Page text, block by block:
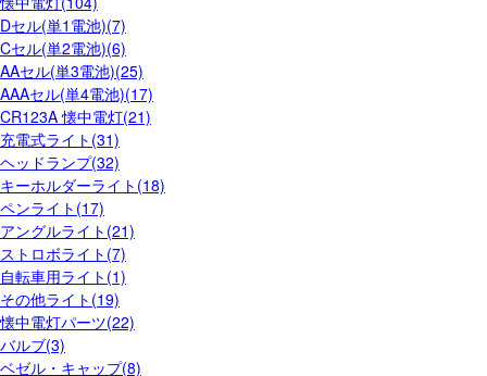
Dセル(単1電池)(7)
Cセル(単2電池)(6)
AAセル(単3電池)(25)
AAAセル(単4電池)(17)
CR123A 懐中電灯(21)
充電式ライト(31)
ヘッドランプ(32)
キーホルダーライト(18)
ペンライト(17)
アングルライト(21)
ストロボライト(7)
自転車用ライト(1)
その他ライト(19)
懐中電灯パーツ(22)
バルブ(3)
ベゼル・キャップ(8)